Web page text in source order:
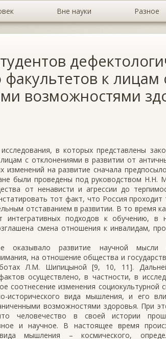
Вне науки Разное
к лицам
возможностями
в которых представлены
с отклонениями в развитии от
изменений на развитие сначала
были проведены под руководством Н.Н.
от ненависти и агрессии до
тот факт, что Россия
отставанием в развитии. В то время
интегративных подходов к обучению,
смена отношения к инвалидам,
оказывало развитие научной мысли
на отношение общества и
Л.М. Шипицыной [9, 10, 11].
осуществлено, в частности, в
соотнесение изменения социокультурной
исторического вида мышления, и его
возможностями здоровья. При
человечество в своей истории
и научное. В настоящее время
вида мышления – космического,